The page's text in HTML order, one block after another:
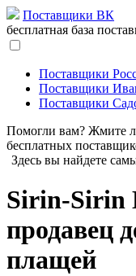
Поставщики ВК
бесплатная база
Поставщики
Поставщики
Поставщики
Помогли вам? Жмите
бесплатных
Здесь вы найдете
Sirin-Sirin
продавец
плащей